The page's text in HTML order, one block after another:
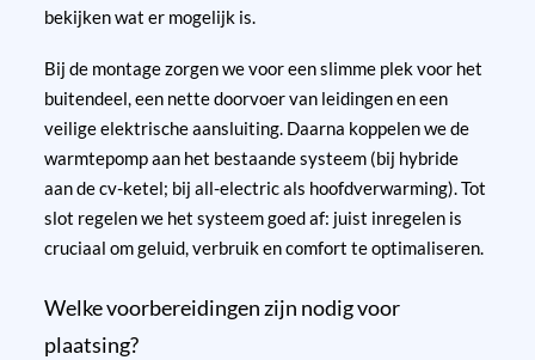
bekijken wat er mogelijk is.
Bij de montage zorgen we voor een slimme plek voor het
buitendeel, een nette doorvoer van leidingen en een
veilige elektrische aansluiting. Daarna koppelen we de
warmtepomp aan het bestaande systeem (bij hybride
aan de cv-ketel; bij all-electric als hoofdverwarming). Tot
slot regelen we het systeem goed af: juist inregelen is
cruciaal om geluid, verbruik en comfort te optimaliseren.
Welke voorbereidingen zijn nodig voor
plaatsing?